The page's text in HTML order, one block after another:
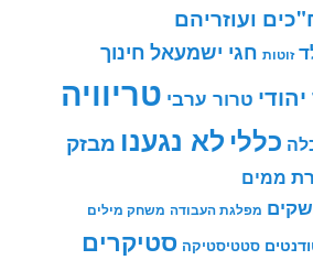
ועוזריהם
זוטות חגי ישמעאל חינוך
טרור ערבי טריוויה
כללי לא נגענו מבזק
ממים
מפלגת העבודה משחק מילים
סטטיסטיקה סטיקרים